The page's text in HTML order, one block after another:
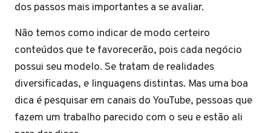
dos passos mais importantes a se avaliar.
Não temos como indicar de modo certeiro
conteúdos que te favorecerão, pois cada negócio
possui seu modelo. Se tratam de realidades
diversificadas, e linguagens distintas. Mas uma boa
dica é pesquisar em canais do YouTube, pessoas que
fazem um trabalho parecido com o seu e estão ali